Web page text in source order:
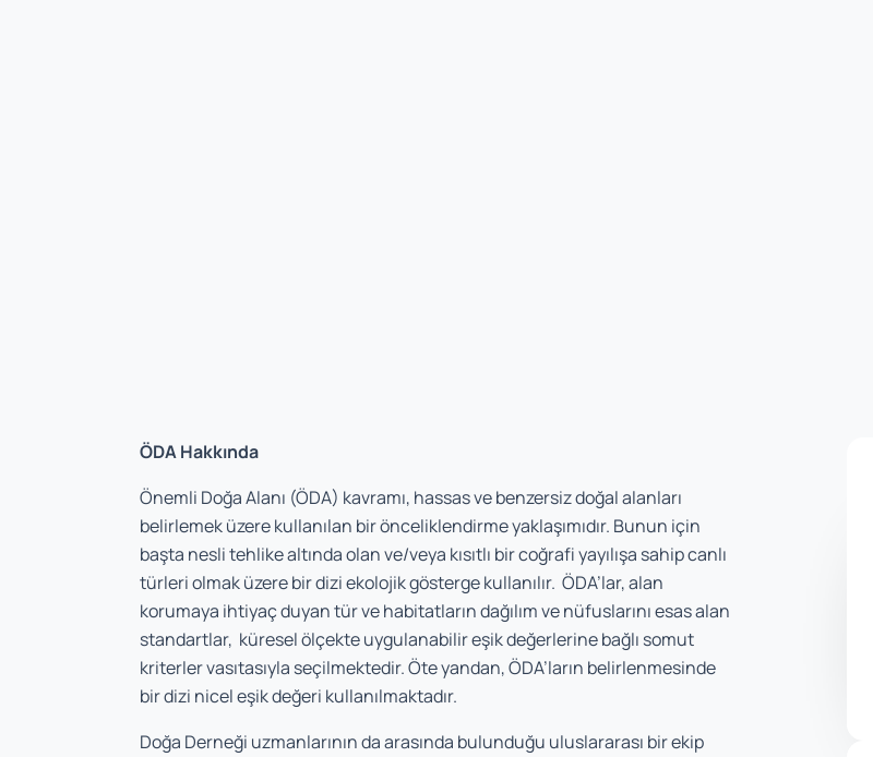
ÖDA Hakkında
Önemli Doğa Alanı (ÖDA) kavramı, hassas ve benzersiz doğal alanları
belirlemek üzere kullanılan bir önceliklendirme yaklaşımıdır. Bunun için
başta nesli tehlike altında olan ve/veya kısıtlı bir coğrafi yayılışa sahip canlı
türleri olmak üzere bir dizi ekolojik gösterge kullanılır. ÖDA’lar, alan
korumaya ihtiyaç duyan tür ve habitatların dağılım ve nüfuslarını esas alan
standartlar, küresel ölçekte uygulanabilir eşik değerlerine bağlı somut
kriterler vasıtasıyla seçilmektedir. Öte yandan, ÖDA’ların belirlenmesinde
bir dizi nicel eşik değeri kullanılmaktadır.
Doğa Derneği uzmanlarının da arasında bulunduğu uluslararası bir ekip